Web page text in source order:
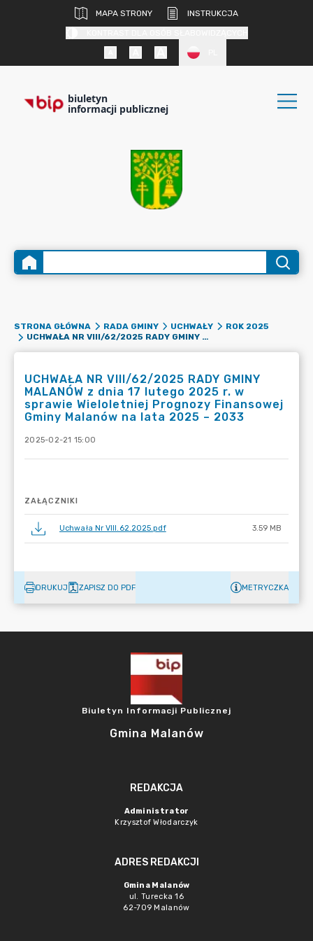
MAPA STRONY
INSTRUKCJA
biuletyn
informacji publicznej
STRONA GŁÓWNA RADA GMINY UCHWAŁY
ROK 2025
UCHWAŁA NR VIII/62/2025 RADY GMINY MALANÓW Z DNIA 17 LUTEGO 2025 R. W SPRAWIE WIELOLETNIEJ PROGNOZY FINANSOWEJ GMINY MALANÓW NA LATA 2025 – 2033
UCHWAŁA NR VIII/62/2025 RADY GMINY
MALANÓW z dnia 17 lutego 2025 r. w
sprawie Wieloletniej Prognozy Finansowej
Gminy Malanów na lata 2025 – 2033
2025-02-21 15:00
ZAŁĄCZNIKI
Uchwała Nr VIII.62.2025.pdf 3.59 MB
DRUKUJ ZAPISZ DO PDF METRYCZKA
Biuletyn Informacji Publicznej
Gmina Malanów
REDAKCJA
Administrator
Krzysztof Włodarczyk
ADRES REDAKCJI
Gmina Malanów
ul. Turecka 16
62-709 Malanów